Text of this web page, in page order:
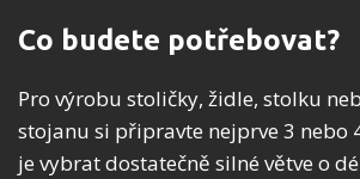
Co budete potřebovat?
Pro výrobu stoličky, židle, stolku
stojanu si připravte nejprve 3 nebo
je vybrat dostatečně silné větve o